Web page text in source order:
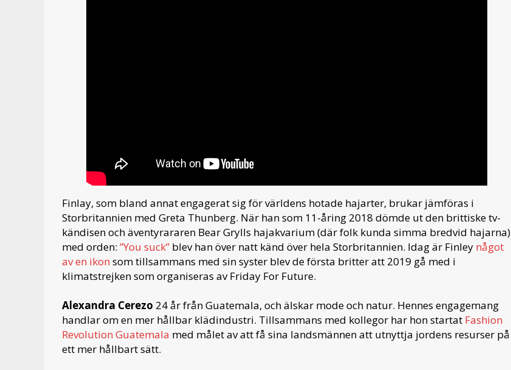
Finlay, som bland annat engagerat sig för världens hotade hajarter, brukar jämföras i
Storbritannien med Greta Thunberg. När han som 11-åring 2018 dömde ut den brittiske tv-
kändisen och äventyrararen Bear Grylls hajakvarium (där folk kunda simma bredvid hajarna)
med orden: ”You suck” blev han över natt känd över hela Storbritannien. Idag är Finley något
av en ikon som tillsammans med sin syster blev de första britter att 2019 gå med i
klimatstrejken som organiseras av Friday For Future.
Alexandra Cerezo 24 år från Guatemala, och älskar mode och natur. Hennes engagemang
handlar om en mer hållbar klädindustri. Tillsammans med kollegor har hon startat Fashion
Revolution Guatemala med målet av att få sina landsmännen att utnyttja jordens resurser på
ett mer hållbart sätt.